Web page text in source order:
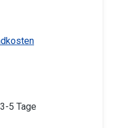
5 Tage